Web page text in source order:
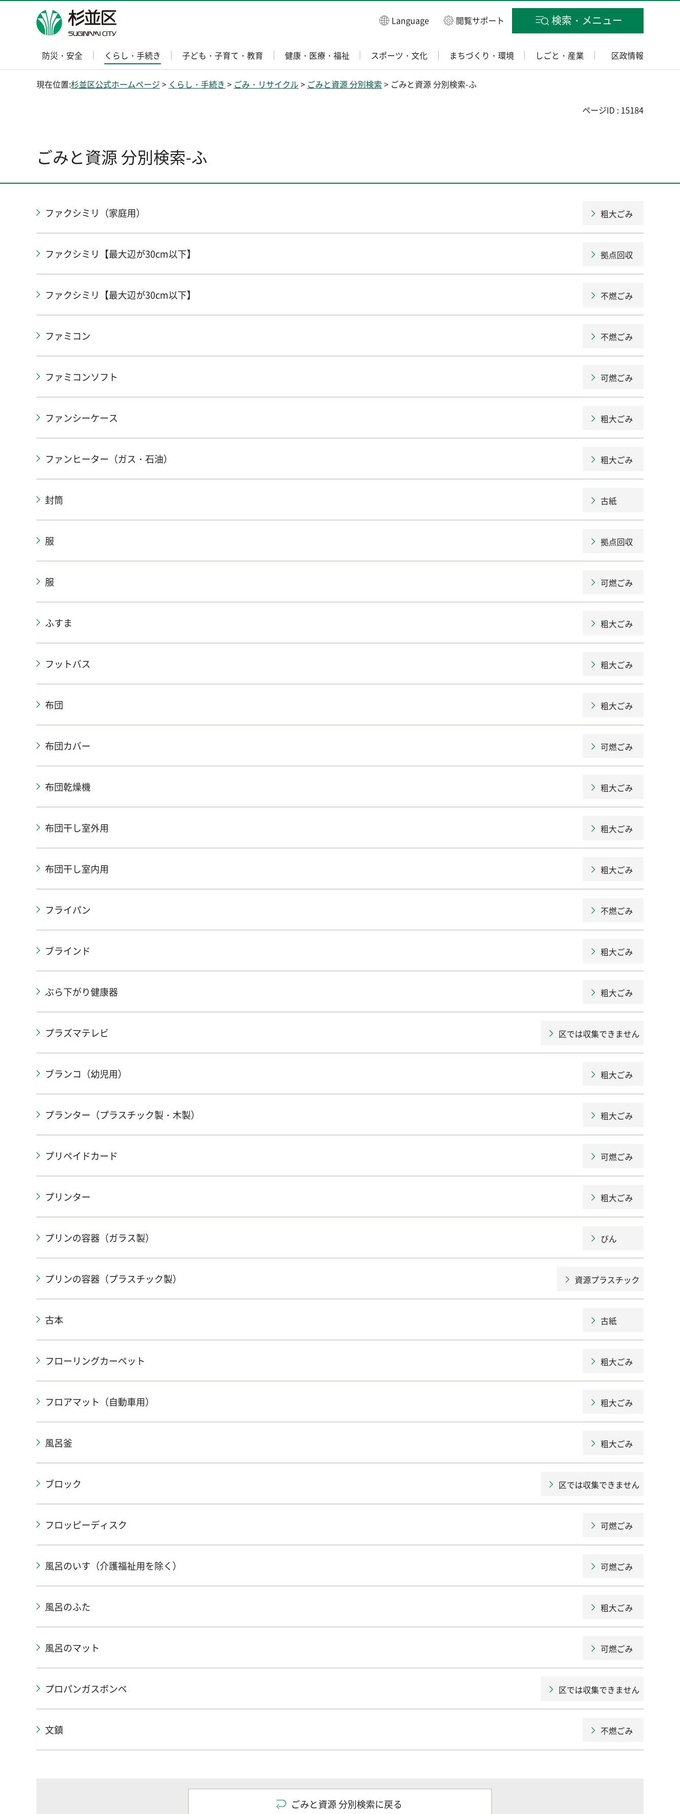
杉並区 Language 閲覧サポート 検索・メニュー
防災・安全 くらし・手続き 子ども・子育て・教育 健康・医療・福祉 スポーツ・文化 まちづくり・環境 しごと・産業 区政情報
現在位置:杉並区公式ホームページ > くらし・手続き > ごみ・リサイクル > ごみと資源 分別検索 > ごみと資源 分別検索-ふ
ページID : 15184
ごみと資源 分別検索-ふ
ファクシミリ（家庭用） 粗大ごみ
ファクシミリ【最大辺が30cm以下】 拠点回収
ファクシミリ【最大辺が30cm以下】 不燃ごみ
ファミコン 不燃ごみ
ファミコンソフト 可燃ごみ
ファンシーケース 粗大ごみ
ファンヒーター（ガス・石油） 粗大ごみ
封筒 古紙
服 拠点回収
服 可燃ごみ
ふすま 粗大ごみ
フットバス 粗大ごみ
布団 粗大ごみ
布団カバー 可燃ごみ
布団乾燥機 粗大ごみ
布団干し室外用 粗大ごみ
布団干し室内用 粗大ごみ
フライパン 不燃ごみ
ブラインド 粗大ごみ
ぶら下がり健康器 粗大ごみ
プラズマテレビ 区では収集できません
ブランコ（幼児用） 粗大ごみ
プランター（プラスチック製・木製） 粗大ごみ
プリペイドカード 可燃ごみ
プリンター 粗大ごみ
プリンの容器（ガラス製） びん
プリンの容器（プラスチック製） 資源プラスチック
古本 古紙
フローリングカーペット 粗大ごみ
フロアマット（自動車用） 粗大ごみ
風呂釜 粗大ごみ
ブロック 区では収集できません
フロッピーディスク 可燃ごみ
風呂のいす（介護福祉用を除く） 可燃ごみ
風呂のふた 粗大ごみ
風呂のマット 可燃ごみ
プロパンガスボンベ 区では収集できません
文鎮 不燃ごみ
ごみと資源 分別検索に戻る